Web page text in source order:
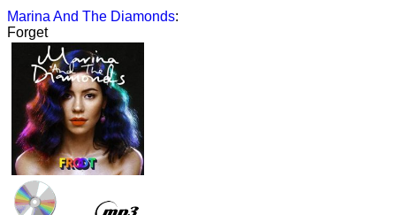
Marina And The Diamonds:
Forget